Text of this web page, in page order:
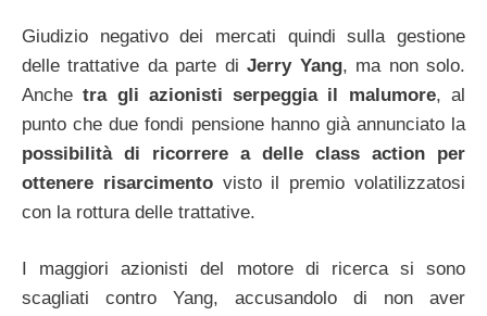
Giudizio negativo dei mercati quindi sulla gestione
delle trattative da parte diJerry Yang, ma non solo.
Anchetra gli azionisti serpeggia il malumore, al
punto che due fondi pensione hanno già annunciato la
possibilità di ricorrere a delle class action per
ottenere risarcimentovisto il premio volatilizzatosi
con la rottura delle trattative.
I maggiori azionisti del motore di ricerca si sono
scagliati contro Yang, accusandolo di non aver